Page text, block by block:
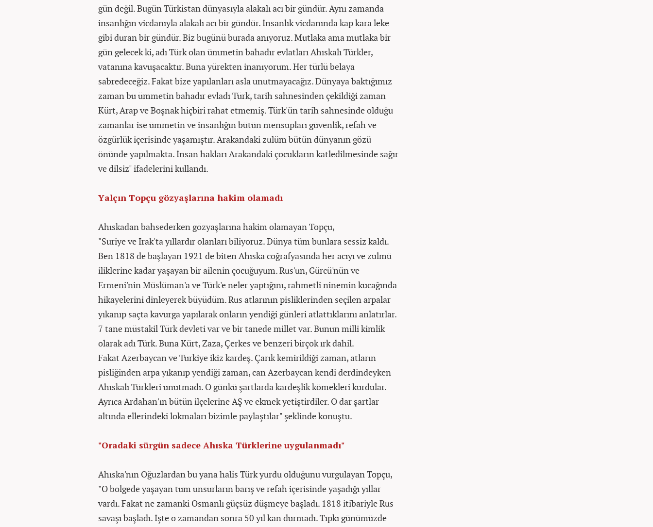
gün değil. Bugün Türkistan dünyasıyla alakalı acı bir gündür. Aynı zamanda
insanlığın vicdanıyla alakalı acı bir gündür. İnsanlık vicdanında kap kara leke
gibi duran bir gündür. Biz bugünü burada anıyoruz. Mutlaka ama mutlaka bir
gün gelecek ki, adı Türk olan ümmetin bahadır evlatları Ahıskalı Türkler,
vatanına kavuşacaktır. Buna yürekten inanıyorum. Her türlü belaya
sabredeceğiz. Fakat bize yapılanları asla unutmayacağız. Dünyaya baktığımız
zaman bu ümmetin bahadır evladı Türk, tarih sahnesinden çekildiği zaman
Kürt, Arap ve Boşnak hiçbiri rahat etmemiş. Türk'ün tarih sahnesinde olduğu
zamanlar ise ümmetin ve insanlığın bütün mensupları güvenlik, refah ve
özgürlük içerisinde yaşamıştır. Arakandaki zulüm bütün dünyanın gözü
önünde yapılmakta. İnsan hakları Arakandaki çocukların katledilmesinde sağır
ve dilsiz" ifadelerini kullandı.
Yalçın Topçu gözyaşlarına hakim olamadı
Ahıskadan bahsederken gözyaşlarına hakim olamayan Topçu,
"Suriye ve Irak'ta yıllardır olanları biliyoruz. Dünya tüm bunlara sessiz kaldı.
Ben 1818 de başlayan 1921 de biten Ahıska coğrafyasında her acıyı ve zulmü
iliklerine kadar yaşayan bir ailenin çocuğuyum. Rus'un, Gürcü'nün ve
Ermeni'nin Müslüman'a ve Türk'e neler yaptığını, rahmetli ninemin kucağında
hikayelerini dinleyerek büyüdüm. Rus atlarının pisliklerinden seçilen arpalar
yıkanıp saçta kavurga yapılarak onların yendiği günleri atlattıklarını anlatırlar.
7 tane müstakil Türk devleti var ve bir tanede millet var. Bunun milli kimlik
olarak adı Türk. Buna Kürt, Zaza, Çerkes ve benzeri birçok ırk dahil.
Fakat Azerbaycan ve Türkiye ikiz kardeş. Çarık kemirildiği zaman, atların
pisliğinden arpa yıkanıp yendiği zaman, can Azerbaycan kendi derdindeyken
Ahıskalı Türkleri unutmadı. O günkü şartlarda kardeşlik kömekleri kurdular.
Ayrıca Ardahan'ın bütün ilçelerine AŞ ve ekmek yetiştirdiler. O dar şartlar
altında ellerindeki lokmaları bizimle paylaştılar" şeklinde konuştu.
"Oradaki sürgün sadece Ahıska Türklerine uygulanmadı"
Ahıska'nın Oğuzlardan bu yana halis Türk yurdu olduğunu vurgulayan Topçu,
"O bölgede yaşayan tüm unsurların barış ve refah içerisinde yaşadığı yıllar
vardı. Fakat ne zamanki Osmanlı güçsüz düşmeye başladı. 1818 itibariyle Rus
savaşı başladı. İşte o zamandan sonra 50 yıl kan durmadı. Tıpkı günümüzde